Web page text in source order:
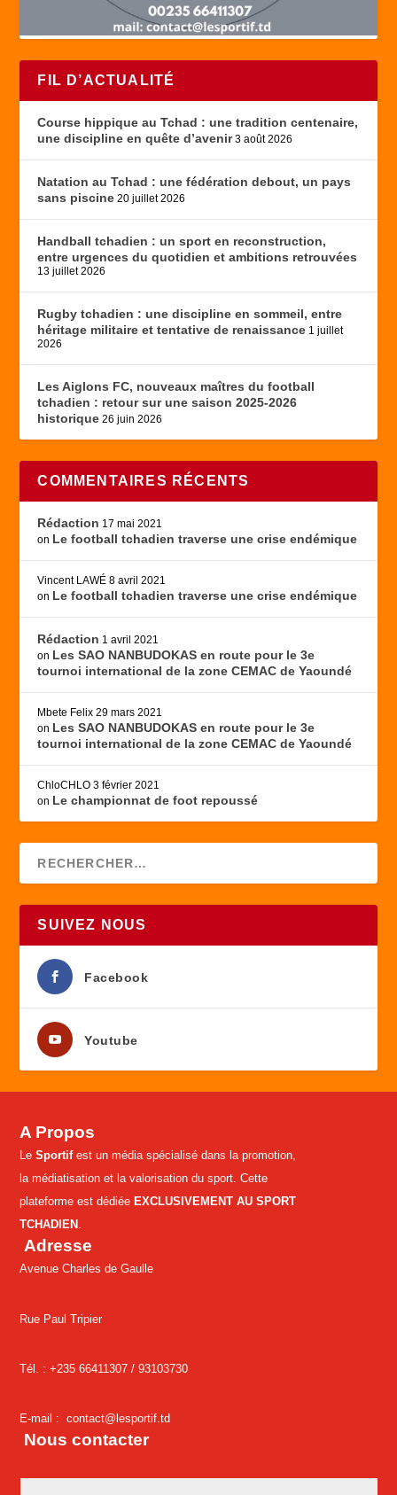
FIL D’ACTUALITÉ
Course hippique au Tchad : une tradition centenaire,
une discipline en quête d’avenir 3 août 2026
Natation au Tchad : une fédération debout, un pays
sans piscine 20 juillet 2026
Handball tchadien : un sport en reconstruction,
entre urgences du quotidien et ambitions retrouvées
13 juillet 2026
Rugby tchadien : une discipline en sommeil, entre
héritage militaire et tentative de renaissance 1 juillet
2026
Les Aiglons FC, nouveaux maîtres du football
tchadien : retour sur une saison 2025-2026
historique 26 juin 2026
COMMENTAIRES RÉCENTS
Rédaction 17 mai 2021
on Le football tchadien traverse une crise endémique
Vincent LAWÉ 8 avril 2021
on Le football tchadien traverse une crise endémique
Rédaction 1 avril 2021
on Les SAO NANBUDOKAS en route pour le 3e
tournoi international de la zone CEMAC de Yaoundé
Mbete Felix 29 mars 2021
on Les SAO NANBUDOKAS en route pour le 3e
tournoi international de la zone CEMAC de Yaoundé
ChloCHLO 3 février 2021
on Le championnat de foot repoussé
SUIVEZ NOUS
Facebook
Youtube
A Propos
LeSportifest un média spécialisé dans la promotion,
la médiatisation et la valorisation du sport. Cette
plateforme est dédiée EXCLUSIVEMENT AU SPORT
TCHADIEN .
Adresse
Avenue Charles de Gaulle
Rue Paul Tripier
Tél. : +235 66411307 /93103730
E-mail :contact@lesportif.td
Nous contacter